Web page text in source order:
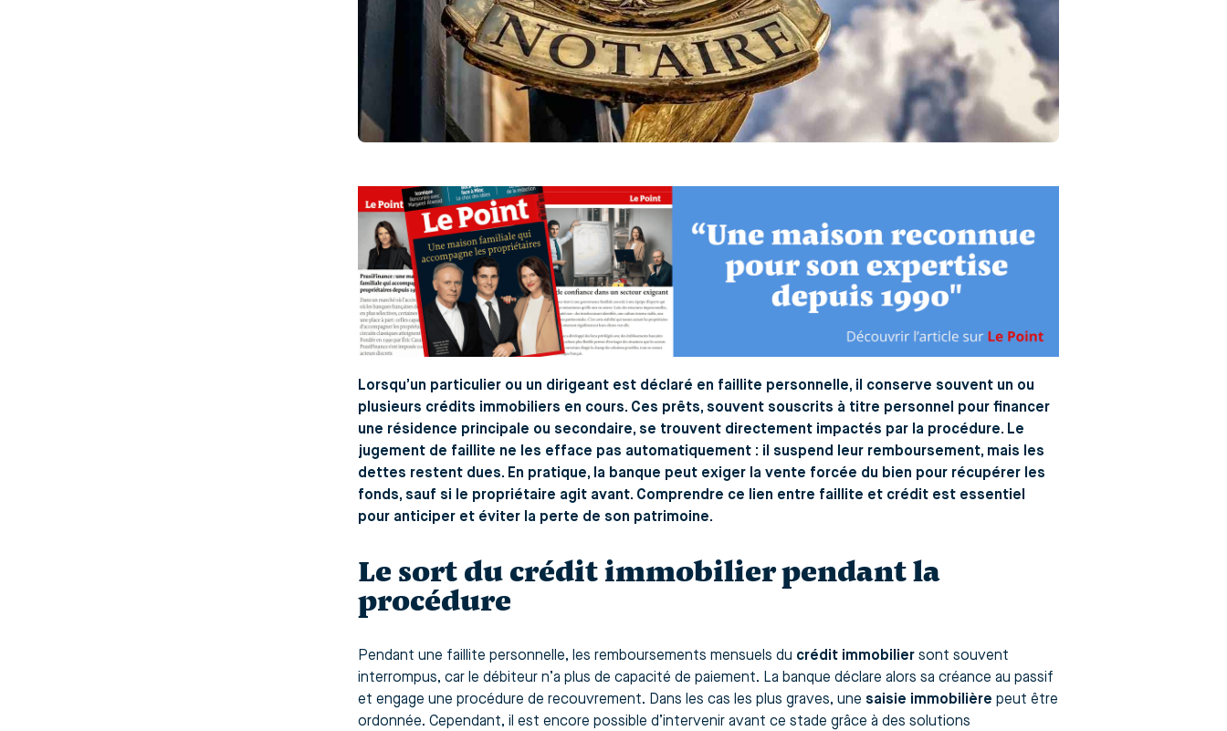
Lorsqu’un particulier ou un dirigeant est déclaré en faillite personnelle, il conserve souvent un ou
plusieurs crédits immobiliers en cours. Ces prêts, souvent souscrits à titre personnel pour financer
une résidence principale ou secondaire, se trouvent directement impactés par la procédure. Le
jugement de faillite ne les efface pas automatiquement : il suspend leur remboursement, mais les
dettes restent dues. En pratique, la banque peut exiger la vente forcée du bien pour récupérer les
fonds, sauf si le propriétaire agit avant. Comprendre ce lien entre faillite et crédit est essentiel
pour anticiper et éviter la perte de son patrimoine.
Le sort du crédit immobilier pendant la
procédure
Pendant une faillite personnelle, les remboursements mensuels du crédit immobilier sont souvent
interrompus, car le débiteur n’a plus de capacité de paiement. La banque déclare alors sa créance au passif
et engage une procédure de recouvrement. Dans les cas les plus graves, une saisie immobilière peut être
ordonnée. Cependant, il est encore possible d’intervenir avant ce stade grâce à des solutions